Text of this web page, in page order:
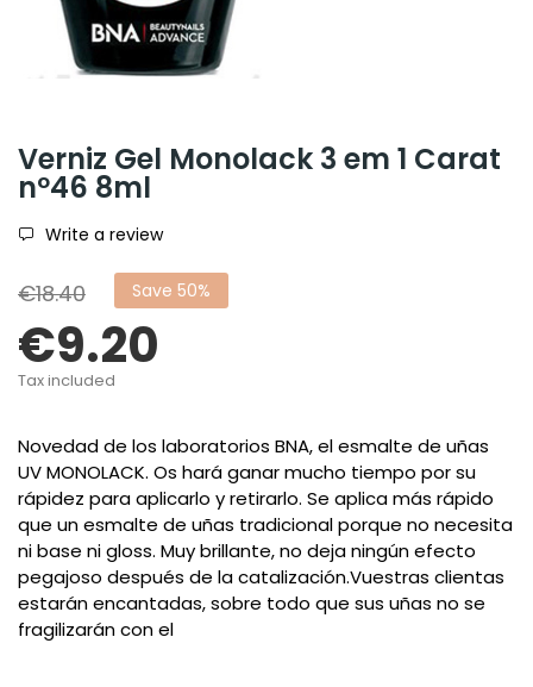
Verniz Gel Monolack 3 em 1 Carat
nº46 8ml
Write a review
€18.40 Save 50%
€9.20
Tax included
Novedad de los laboratorios BNA, el esmalte de uñas
UV MONOLACK. Os hará ganar mucho tiempo por su
rápidez para aplicarlo y retirarlo. Se aplica más rápido
que un esmalte de uñas tradicional porque no necesita
ni base ni gloss. Muy brillante, no deja ningún efecto
pegajoso después de la catalización.Vuestras clientas
estarán encantadas, sobre todo que sus uñas no se
fragilizarán con el